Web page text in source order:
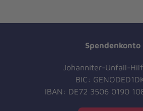
Spendenkonto
Johanniter-Unfall-
BIC:
IBAN: DE72 3506 0190